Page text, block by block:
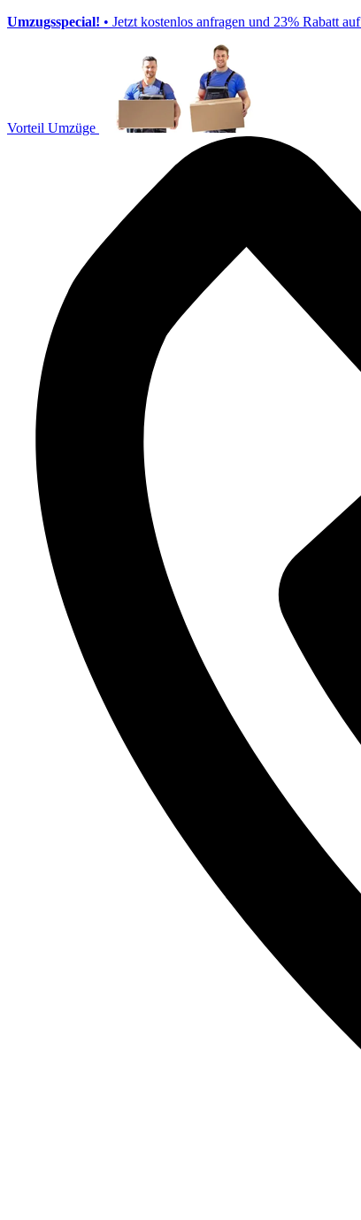
Umzugsspecial! • Jetzt kostenlos anfragen und 23% Rabatt
Vorteil Umzüge